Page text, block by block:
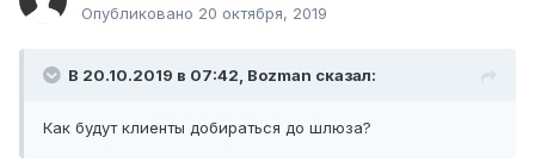
Опубликовано 20 октября, 2019
В 20.10.2019 в 07:42, Bozman сказал:
Как будут клиенты добираться до шлюза?